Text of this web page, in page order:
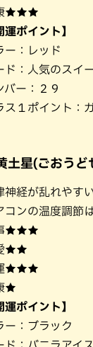
★★★
運ポイント】
ー：レッド
ド：人気のスイ
バー：２９
ス１ポイント：
土星(ごおうど
神経が乱れやす
コンの温度調節
★★★
★★
★★★
★
運ポイント】
ー：ブラック